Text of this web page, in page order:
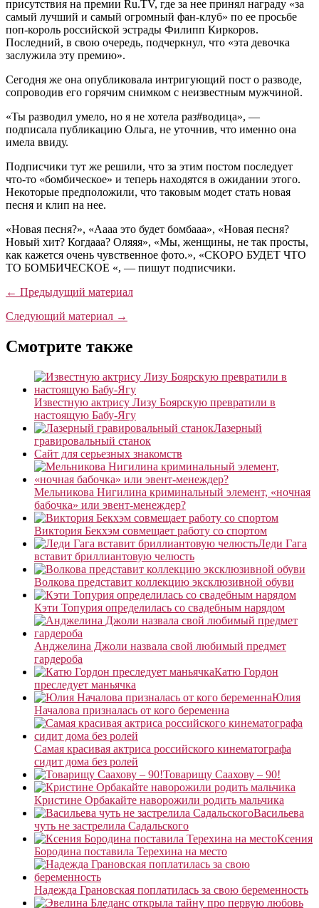
присутствия на премии Ru.TV, где за нее принял награду «за
самый лучший и самый огромный фан-клуб» по ее просьбе
поп-король российской эстрады Филипп Киркоров.
Последний, в свою очередь, подчеркнул, что «эта девочка
заслужила эту премию».
Сегодня же она опубликовала интригующий пост о разводе,
сопроводив его горячим снимком с неизвестным мужчиной.
«Ты разводил умело, но я не хотела раз#водица», —
подписала публикацию Ольга, не уточнив, что именно она
имела ввиду.
Подписчики тут же решили, что за этим постом последует
что-то «бомбическое» и теперь находятся в ожидании этого.
Некоторые предположили, что таковым модет стать новая
песня и клип на нее.
«Новая песня?», «Аааа это будет бомбааа», «Новая песня?
Новый хит? Когдааа? Оляяя», «Мы, женщины, не так просты,
как кажется очень чувственное фото.», «СКОРО БУДЕТ ЧТО
ТО БОМБИЧЕСКОЕ «, — пишут подписчики.
← Предыдущий материал
Следующий материал →
Смотрите также
Известную актрису Лизу Боярскую превратили в
настоящую Бабу-Ягу
Лазерный
гравировальный станок
Сайт для серьезных знакомств
Мельникова Нигилина криминальный элемент, «ночная
бабочка» или эвент-менеждер?
Виктория Бекхэм совмещает работу со спортом
Леди Гага
вставит бриллиантовую челюсть
Волкова представит коллекцию эксклюзивной обуви
Кэти Топурия определилась со свадебным нарядом
Анджелина Джоли назвала свой любимый предмет
гардероба
Катю Гордон
преследует маньячка
Юлия
Началова призналась от кого беременна
Самая красивая актриса российского кинематографа
сидит дома без ролей
Товарищу Саахову – 90!
Кристине Орбакайте наворожили родить мальчика
Васильева
чуть не застрелила Садальского
Ксения
Бородина поставила Терехина на место
Надежда Грановская поплатилась за свою беременность